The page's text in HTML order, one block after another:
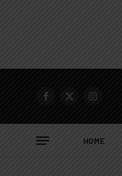
Facebook
X
Instagram
HOME